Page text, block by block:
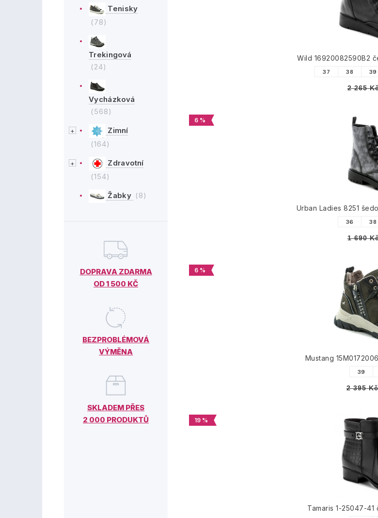
Tenisky
(78)
Trekingová
(24)
Vycházková
(568)
Zimní
(164)
Zdravotní
(154)
Žabky (8)
DOPRAVA ZDARMA
OD 1 500 KČ
BEZPROBLÉMOVÁ
VÝMĚNA
SKLADEM PŘES
2 000 PRODUKTŮ
Wild 16920082590B2
37 38 39
2 265
6 %
Urban Ladies 8251
36 38
1 690
6 %
Mustang
39
2 395 Kč
19 %
Tamaris 1-25047-